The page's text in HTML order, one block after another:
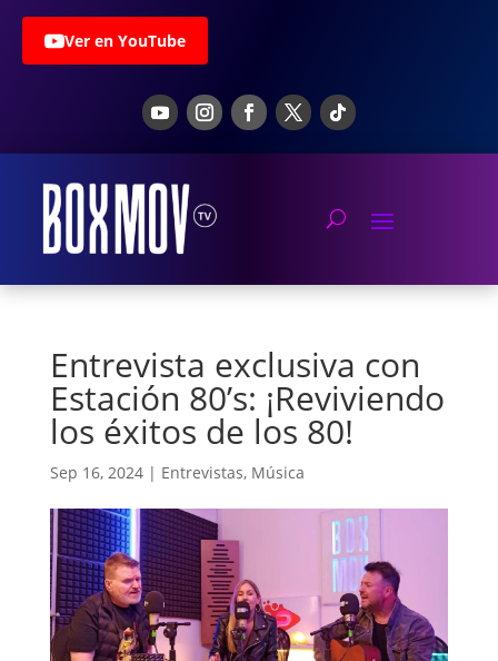
Ver en YouTube
Entrevista exclusiva con
Estación 80’s: ¡Reviviendo
los éxitos de los 80!
Sep 16, 2024| Entrevistas, Música